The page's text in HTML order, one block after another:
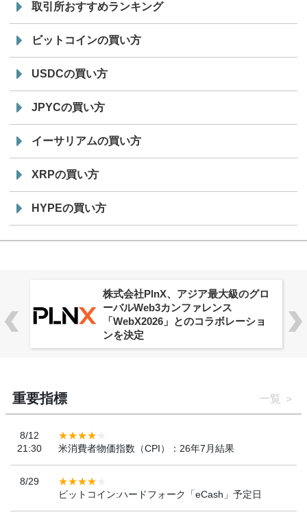
取引所おすすめランキング
ビットコインの買い方
USDCの買い方
JPYCの買い方
イーサリアムの買い方
XRPの買い方
HYPEの買い方
株式会社PlnX、アジア最大級のグロ
ーバルWeb3カンファレンス
「WebX2026」とのコラボレーショ
ンを決定
重要指標 一覧
8/12
21:30
米消費者物価指数（CPI）：26年7月結果
8/29
ビットコイン:ハードフォーク「eCash」予定日